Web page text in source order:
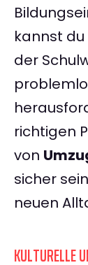
kannst
der
richtigen
von
sicher
neuen
KULTURELLE